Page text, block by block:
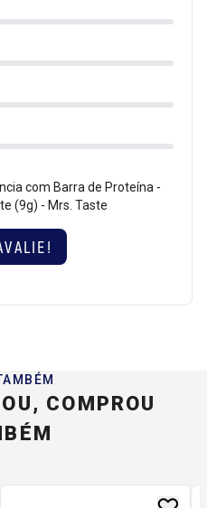
com Barra de Proteína -
(9g) - Mrs. Taste
COMPROU